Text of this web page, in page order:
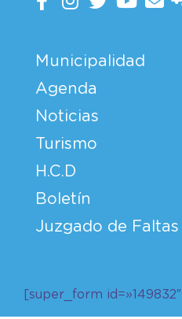
Municipalidad
Agenda
Noticias
Turismo
H.C.D
Boletín
Juzgado de Faltas
[super_form id=»149832″]